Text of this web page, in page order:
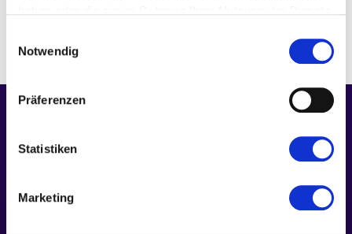
Notwendig
Präferenzen
Statistiken
Marketing
coopération moderne, durable et numérique entre
l’Allemagne et l’Algérie.